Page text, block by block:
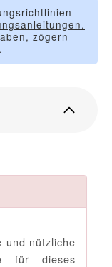
zögern
.
und nützliche
für dieses